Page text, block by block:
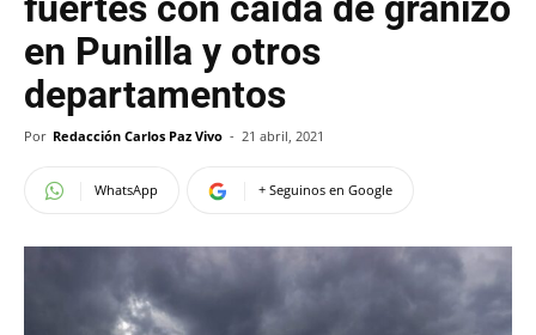
en Punilla y otros
departamentos
Por Redacción Carlos Paz Vivo - 21 abril, 2021
WhatsApp + Seguinos en Google